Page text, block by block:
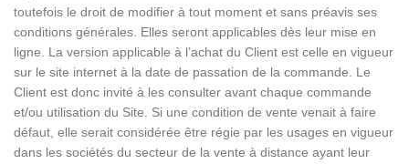
toutefois le droit de modifier à tout moment et sans préavis ses
conditions générales. Elles seront applicables dès leur mise en
ligne. La version applicable à l’achat du Client est celle en vigueur
sur le site internet à la date de passation de la commande. Le
Client est donc invité à les consulter avant chaque commande
et/ou utilisation du Site. Si une condition de vente venait à faire
défaut, elle serait considérée être régie par les usages en vigueur
dans les sociétés du secteur de la vente à distance ayant leur